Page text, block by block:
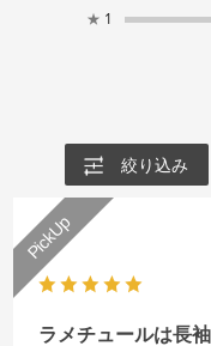
★ 1
絞り込み
ラメチュールは長